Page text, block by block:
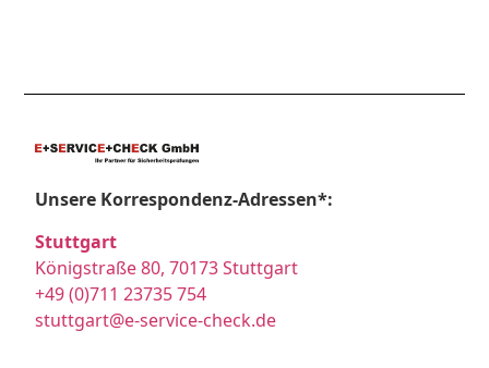
Unsere Korrespondenz-Adressen*:
Stuttgart
Königstraße 80, 70173 Stuttgart
+49 (0)711 23735 754
stuttgart@e-service-check.de